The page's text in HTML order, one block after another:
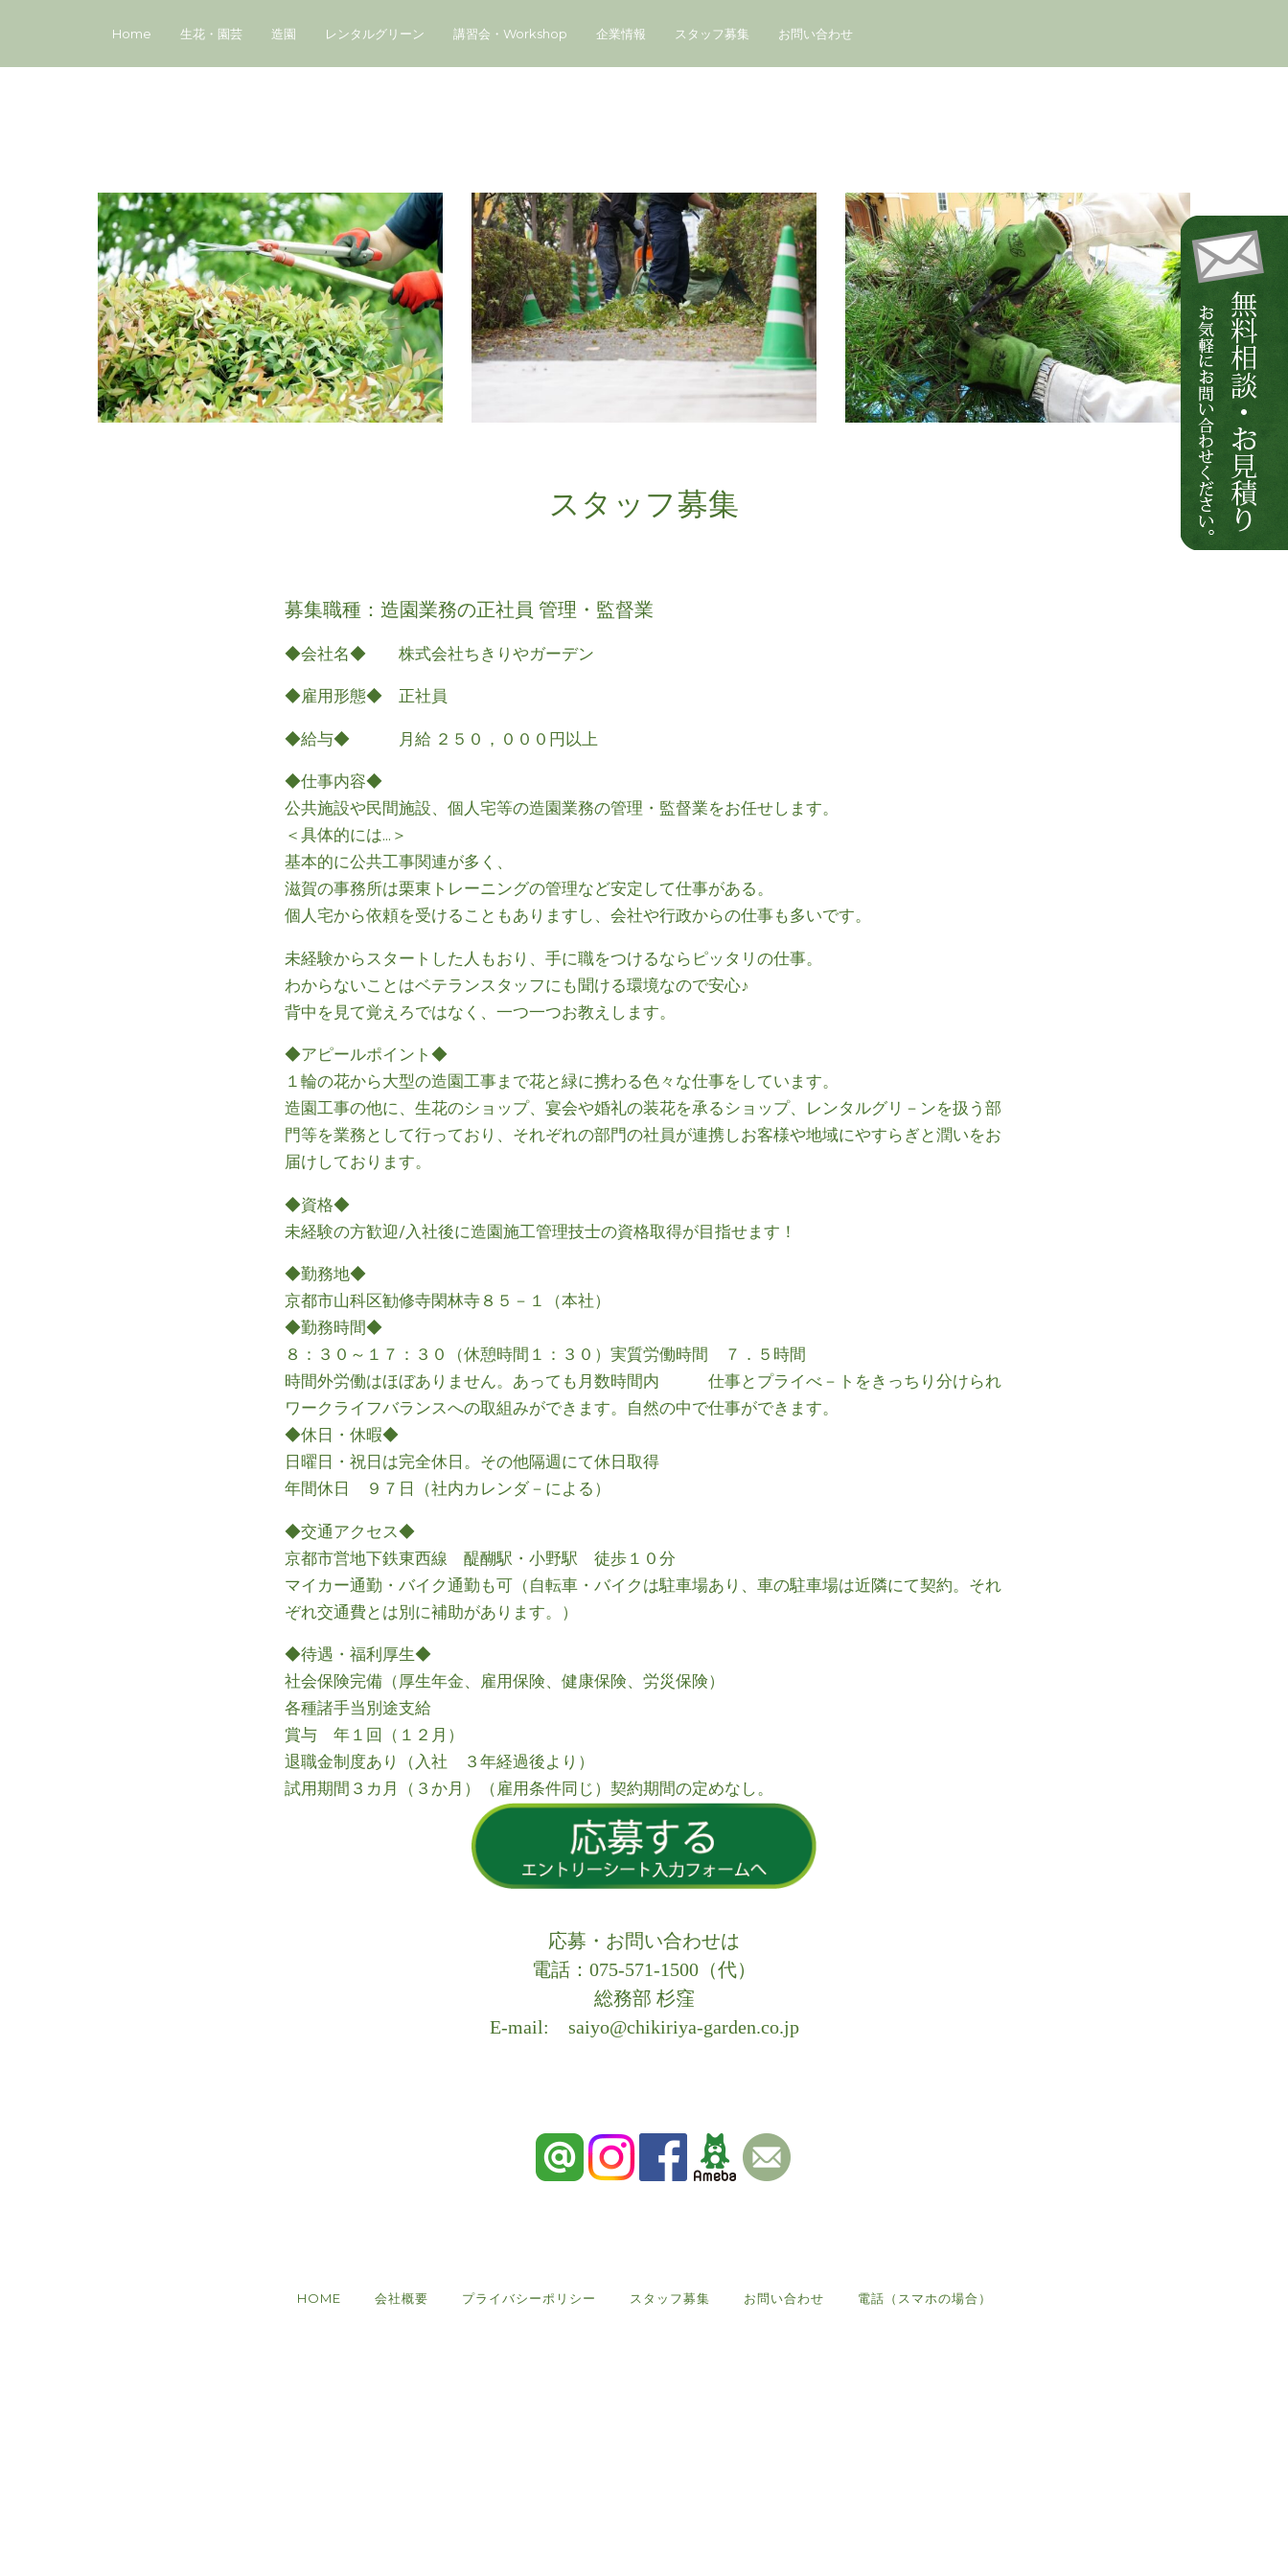
Home 生花・園芸 造園 レンタルグリーン 講習会・Workshop 企業情報 スタッフ募集 お問い合わせ
スタッフ募集
募集職種：造園業務の正社員 管理・監督業
◆会社名◆ 株式会社ちきりやガーデン
◆雇用形態◆ 正社員
◆給与◆ 月給 ２５０，０００円以上
◆仕事内容◆
公共施設や民間施設、個人宅等の造園業務の管理・監督業をお任せします。
＜具体的には…＞
基本的に公共工事関連が多く、
滋賀の事務所は栗東トレーニングの管理など安定して仕事がある。
個人宅から依頼を受けることもありますし、会社や行政からの仕事も多いです。
未経験からスタートした人もおり、手に職をつけるならピッタリの仕事。
わからないことはベテランスタッフにも聞ける環境なので安心♪
背中を見て覚えろではなく、一つ一つお教えします。
◆アピールポイント◆
１輪の花から大型の造園工事まで花と緑に携わる色々な仕事をしています。
造園工事の他に、生花のショップ、宴会や婚礼の装花を承るショップ、レンタルグリ－ンを扱う部
門等を業務として行っており、それぞれの部門の社員が連携しお客様や地域にやすらぎと潤いをお
届けしております。
◆資格◆
未経験の方歓迎/入社後に造園施工管理技士の資格取得が目指せます！
◆勤務地◆
京都市山科区勧修寺閑林寺８５－１（本社）
◆勤務時間◆
８：３０～１７：３０（休憩時間１：３０）実質労働時間 ７．５時間
時間外労働はほぼありません。あっても月数時間内 仕事とプライべ－トをきっちり分けられ
ワークライフバランスへの取組みができます。自然の中で仕事ができます。
◆休日・休暇◆
日曜日・祝日は完全休日。その他隔週にて休日取得
年間休日 ９７日（社内カレンダ－による）
◆交通アクセス◆
京都市営地下鉄東西線 醍醐駅・小野駅 徒歩１０分
マイカー通勤・バイク通勤も可（自転車・バイクは駐車場あり、車の駐車場は近隣にて契約。それ
ぞれ交通費とは別に補助があります。）
◆待遇・福利厚生◆
社会保険完備（厚生年金、雇用保険、健康保険、労災保険）
各種諸手当別途支給
賞与 年１回（１２月）
退職金制度あり（入社 ３年経過後より）
試用期間３カ月（３か月）（雇用条件同じ）契約期間の定めなし。
応募・お問い合わせは
電話：075-571-1500（代）
総務部 杉窪
E-mail: saiyo@chikiriya-garden.co.jp
HOME 会社概要 プライバシーポリシー スタッフ募集 お問い合わせ 電話（スマホの場合）